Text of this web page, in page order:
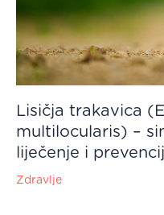
Lisičja trakavica
multilocularis) –
liječenje i
Zdravlje